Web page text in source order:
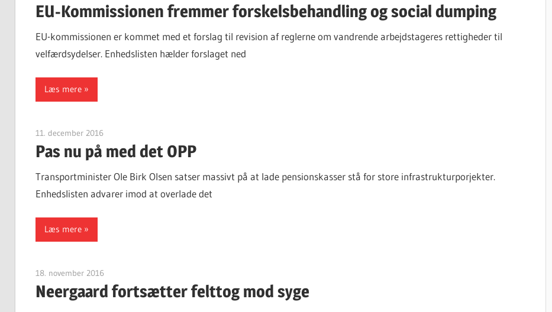
EU-Kommissionen fremmer forskelsbehandling og social dumping
EU-kommissionen er kommet med et forslag til revision af reglerne om vandrende arbejdstageres rettigheder til
velfærdsydelser. Enhedslisten hælder forslaget ned
Læs mere
11. december 2016Finn Sørensen
Pas nu på med det OPP
Transportminister Ole Birk Olsen satser massivt på at lade pensionskasser stå for store infrastrukturporjekter.
Enhedslisten advarer imod at overlade det
Læs mere
18. november 2016Finn Sørensen
Neergaard fortsætter felttog mod syge